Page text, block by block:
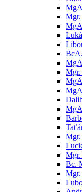
Mgr.
Bc.